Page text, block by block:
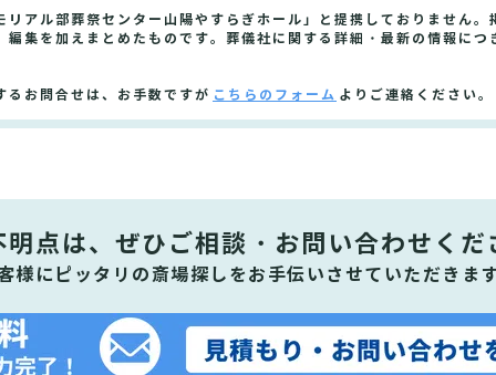
アル部葬祭センター山陽やすらぎホール」と提携しておりません
編集を加えまとめたものです。葬儀社に関する詳細・最新の情報に
るお問合せは、お手数ですが こちらのフォーム よりご連絡ください。
明点は、ぜひ ご相談・お問い合わせくだ
様にピッタリの斎場探しをお手伝いさせていただきます